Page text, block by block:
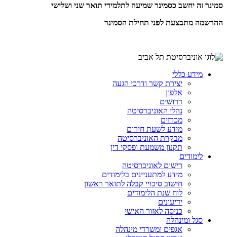
סמינר זה יחשב כסמינר שמיעה לתלמידי תואר שני ושלישי
ההרשמה מתבצעת לפני תחילת הסמינר
מידע כללי
יצירת קשר ודרכי הגעה
אלפון
דרושים
נהלי האוניברסיטה
מכרזים
מידע לשעת חירום
מבקרת האוניברסיטה
תקנון משמעת ופסקי דין
לימודים
רישום לאוניברסיטה
מידע למתעניינים בלימודים
חישוב סיכויי קבלה לתואר ראשון
לוח שנת הלימודים
ידיעונים
כניסה לאזור האישי
סגל ומינהלה
אגפים ומשרדי מינהלה